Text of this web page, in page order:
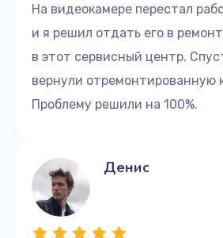
На видеокамере перестал
и я решил отдать его в
в этот сервисный центр.
вернули отремонтированную
Проблему решили на 100%.
Денис